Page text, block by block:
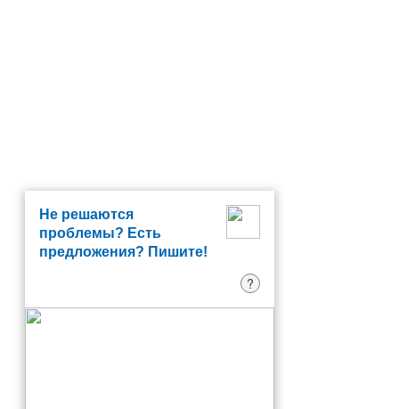
Не решаются
проблемы? Есть
предложения? Пишите!
?